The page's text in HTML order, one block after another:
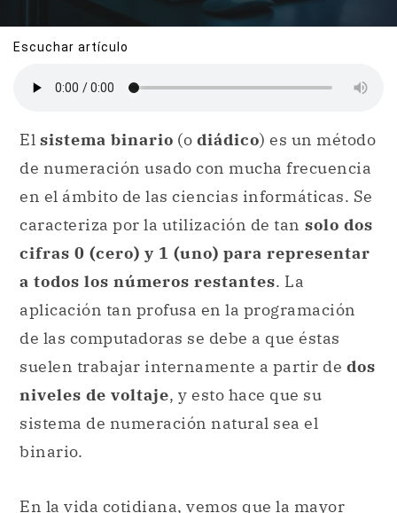
Escuchar artículo
El sistema binario (o diádico) es un método
de numeración usado con mucha frecuencia
en el ámbito de las ciencias informáticas. Se
caracteriza por la utilización de tan solo dos
cifras 0 (cero) y 1 (uno) para representar
a todos los números restantes. La
aplicación tan profusa en la programación
de las computadoras se debe a que éstas
suelen trabajar internamente a partir de dos
niveles de voltaje, y esto hace que su
sistema de numeración natural sea el
binario.
En la vida cotidiana, vemos que la mayor